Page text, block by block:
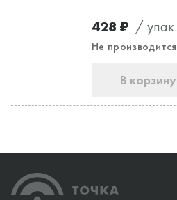
428 ₽ / упак.
Не производится
В корзину